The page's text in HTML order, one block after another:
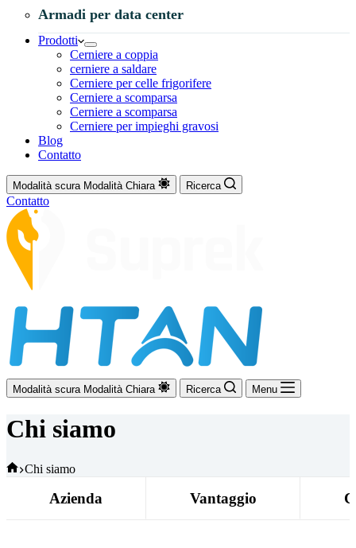
Armadi per data center
Prodotti
Cerniere a coppia
cerniere a saldare
Cerniere per celle frigorifere
Cerniere a scomparsa
Cerniere a scomparsa
Cerniere per impieghi gravosi
Blog
Contatto
Modalità scura Modalità Chiara Ricerca
Contatto
Modalità scura Modalità Chiara Ricerca Menu
Chi siamo
Casa
Chi siamo
Azienda Vantaggio